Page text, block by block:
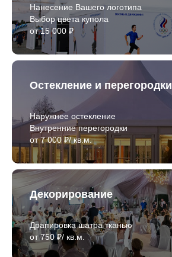
Нанесение Вашего логотипа
Выбор цвета купола
от 15 000 ₽
Остекление и перегородки
Наружнее остекление
Внутренние перегородки
от 7 000 ₽/ кв.м.
Декорирование
Драпировка шатра тканью
от 750 ₽/ кв.м.